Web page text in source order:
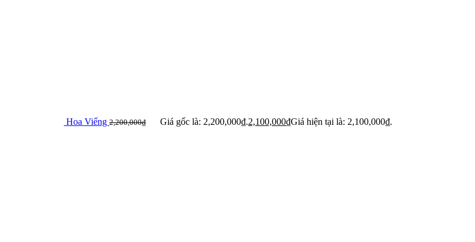
Hoa Viếng 2,200,000₫ Giá gốc là: 2,200,000₫.2,100,000₫Giá hiện tại là: 2,100,000₫.